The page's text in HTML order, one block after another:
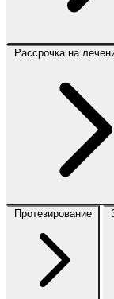
Рассрочка на
Протезирование